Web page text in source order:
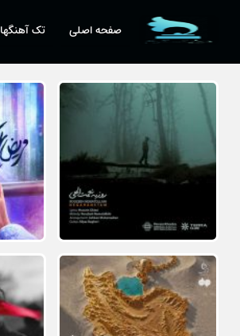
صفحه اصلی تک آهنگها